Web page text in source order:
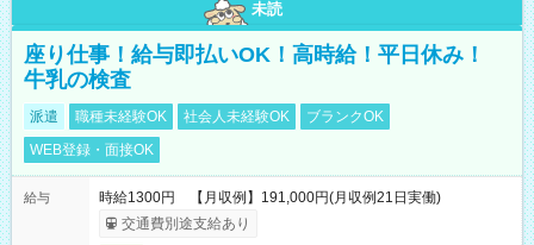
未読
座り仕事！給与即払いOK！高時給！平日休み！
牛乳の検査
派遣 職種未経験OK 社会人未経験OK
ブランクOK
WEB登録・面接OK
給与
時給1300円 【月収例】191,000円(月収例21日実働)
交通費別途支給あり